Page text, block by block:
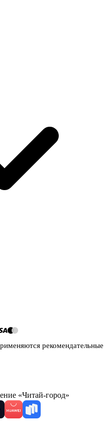
рекомендательные
«Читай-город»